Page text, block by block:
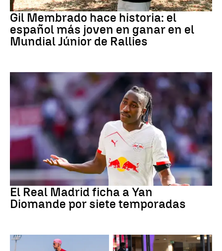
Rally
Gil Membrado hace historia: el
español más joven en ganar en el
Mundial Júnior de Rallies
Fútbol
El Real Madrid ficha a Yan
Diomande por siete temporadas